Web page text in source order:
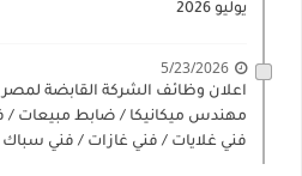
يوليو 2026
5/23/2026
اعلان وظائف الشركة القابضة
مهندس ميكانيكا / ضابط مبيعات /
فني غلايات / فني غازات / فني سباك